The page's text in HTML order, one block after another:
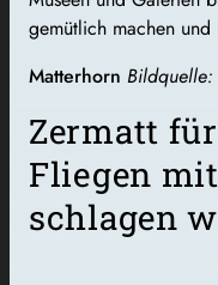
gemütlich machen
Matterhorn Bildquelle:
Zermatt
Fliegen
schlagen